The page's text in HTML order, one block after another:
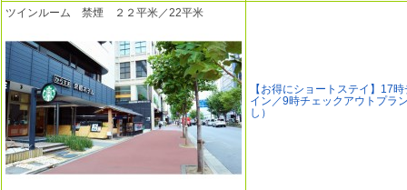
ツインルーム 禁煙 ２２平米／22平米
【お得にショートステイ】17
イン／9時チェックアウトプラ
し）